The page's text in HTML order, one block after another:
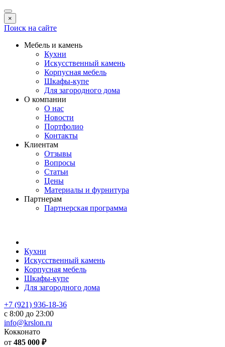
×
Поиск на сайте
Мебель и камень
Кухни
Искусственный камень
Корпусная мебель
Шкафы-купе
Для загородного дома
О компании
О нас
Новости
Портфолио
Контакты
Клиентам
Отзывы
Вопросы
Статьи
Цены
Материалы и фурнитура
Партнерам
Партнерская программа
Кухни
Искусственный камень
Корпусная мебель
Шкафы-купе
Для загородного дома
+7 (921) 936-18-36
с 8:00 до 23:00
info@krslon.ru
Кокконато
от 485 000 ₽